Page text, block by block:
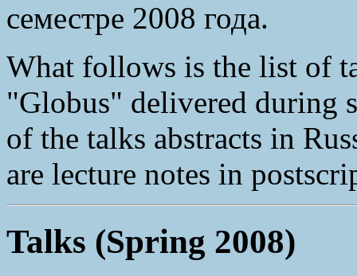
семестре 2008 года.
What follows is the list of
"Globus" delivered during
of the talks abstracts in
are lecture notes in
Talks (Spring 2008)